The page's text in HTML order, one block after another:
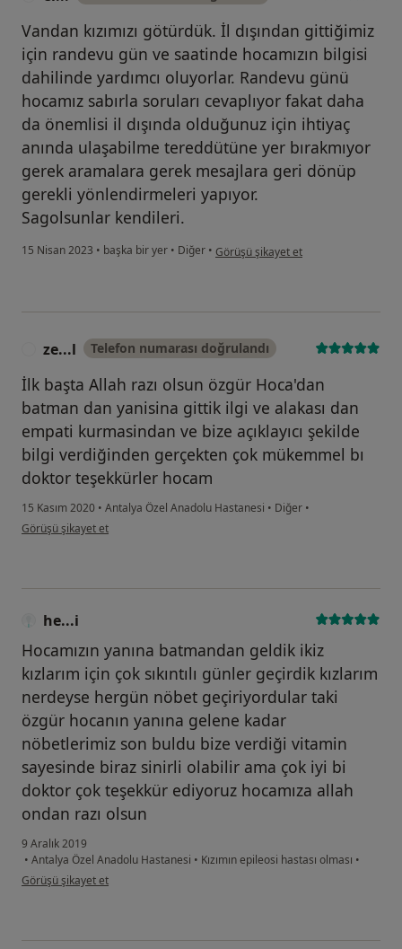
Vandan kızımızı götürdük. İl dışından gittiğimiz
için randevu gün ve saatinde hocamızın bilgisi
dahilinde yardımcı oluyorlar. Randevu günü
hocamız sabırla soruları cevaplıyor fakat daha
da önemlisi il dışında olduğunuz için ihtiyaç
anında ulaşabilme tereddütüne yer bırakmıyor
gerek aramalara gerek mesajlara geri dönüp
gerekli yönlendirmeleri yapıyor.
Sagolsunlar kendileri.
15 Nisan 2023 • başka bir yer • Diğer • kullanıcının görüşüne göre er...
Görüşü şikayet et
ze...l Telefon numarası doğrulandı
İlk başta Allah razı olsun özgür Hoca'dan
batman dan yanisina gittik ilgi ve alakası dan
empati kurmasindan ve bize açıklayıcı şekilde
bilgi verdiğinden gerçekten çok mükemmel bı
doktor teşekkürler hocam
15 Kasım 2020 • Antalya Özel Anadolu Hastanesi • Diğer •
kullanıcının görüşüne göre ze...l
Görüşü şikayet et
he...i
Hocamızın yanına batmandan geldik ikiz
kızlarım için çok sıkıntılı günler geçirdik kızlarım
nerdeyse hergün nöbet geçiriyordular taki
özgür hocanın yanına gelene kadar
nöbetlerimiz son buldu bize verdiği vitamin
sayesinde biraz sinirli olabilir ama çok iyi bi
doktor çok teşekkür ediyoruz hocamıza allah
ondan razı olsun
9 Aralık 2019
• Antalya Özel Anadolu Hastanesi • Kızımın epileosi hastası olması •
kullanıcının görüşüne göre he...i
Görüşü şikayet et